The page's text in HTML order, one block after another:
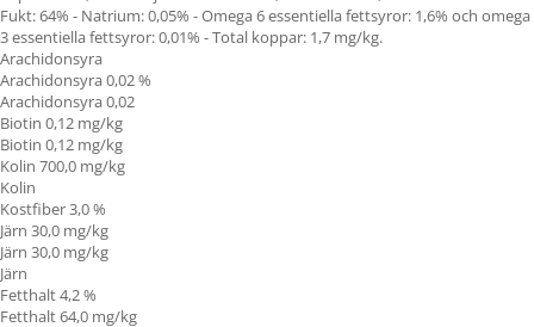
Fukt: 64% - Natrium: 0,05% - Omega 6 essentiella fettsyror: 1,6% och omega
3 essentiella fettsyror: 0,01% - Total koppar: 1,7 mg/kg.
Arachidonsyra
Arachidonsyra 0,02 %
Arachidonsyra 0,02
Biotin 0,12 mg/kg
Biotin 0,12 mg/kg
Kolin 700,0 mg/kg
Kolin
Kostfiber 3,0 %
Järn 30,0 mg/kg
Järn 30,0 mg/kg
Järn
Fetthalt 4,2 %
Fetthalt 64,0 mg/kg